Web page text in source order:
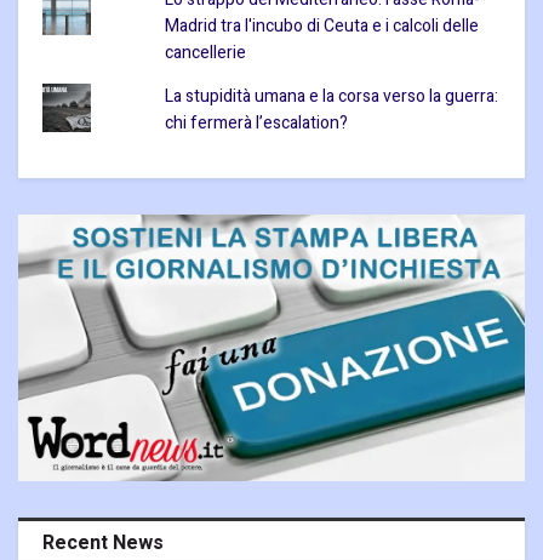
Madrid tra l'incubo di Ceuta e i calcoli delle
cancellerie
La stupidità umana e la corsa verso la guerra:
chi fermerà l’escalation?
Recent News